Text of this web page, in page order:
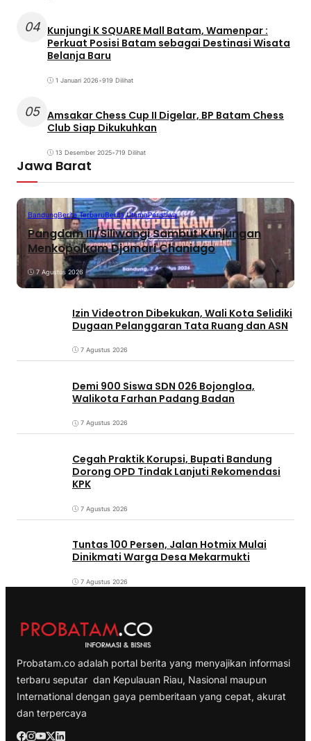
04 Kunjungi K SQUARE Mall Batam, Wamenpar :
Perkuat Posisi Batam sebagai Destinasi Wisata
Belanja Baru
1 Januari 2026•919 Dilihat
05 Amsakar Chess Cup II Digelar, BP Batam Chess
Club Siap Dikukuhkan
13 Desember 2025•719 Dilihat
Jawa Barat
BandungBerita TerbaruBerita UtamaPeristiwa
Pangdam III/Siliwangi Sambut Kunjungan
Menkopolkam Djamari Chaniago
7 Agustus 2026
Izin Videotron Dibekukan, Wali Kota Selidiki
Dugaan Pelanggaran Tata Ruang dan ASN
7 Agustus 2026
Demi 900 Siswa SDN 026 Bojongloa,
Walikota Farhan Padang Badan
7 Agustus 2026
Cegah Praktik Korupsi, Bupati Bandung
Dorong OPD Tindak Lanjuti Rekomendasi
KPK
7 Agustus 2026
Tuntas 100 Persen, Jalan Hotmix Mulai
Dinikmati Warga Desa Mekarmukti
7 Agustus 2026
Probatam.co adalah portal berita yang menyajikan informasi
terbaru seputar dan Kepulauan Riau, Nasional maupun
International dengan gaya pemberitaan yang cepat, akurat
dan terpercaya